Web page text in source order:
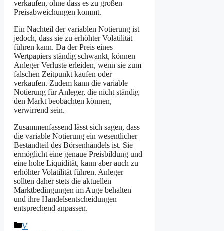
verkaufen, ohne dass es zu großen
Preisabweichungen kommt.
Ein Nachteil der variablen Notierung ist
jedoch, dass sie zu erhöhter Volatilität
führen kann. Da der Preis eines
Wertpapiers ständig schwankt, können
Anleger Verluste erleiden, wenn sie zum
falschen Zeitpunkt kaufen oder
verkaufen. Zudem kann die variable
Notierung für Anleger, die nicht ständig
den Markt beobachten können,
verwirrend sein.
Zusammenfassend lässt sich sagen, dass
die variable Notierung ein wesentlicher
Bestandteil des Börsenhandels ist. Sie
ermöglicht eine genaue Preisbildung und
eine hohe Liquidität, kann aber auch zu
erhöhter Volatilität führen. Anleger
sollten daher stets die aktuellen
Marktbedingungen im Auge behalten
und ihre Handelsentscheidungen
entsprechend anpassen.
Kategorien
V